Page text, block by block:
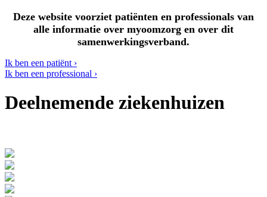
Deze website voorziet patiënten en professionals van
alle informatie over myoomzorg en over dit
samenwerkingsverband.
Ik ben een patiënt ›
Ik ben een professional ›
Deelnemende ziekenhuizen